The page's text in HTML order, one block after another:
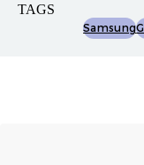
TAGS
Samsung